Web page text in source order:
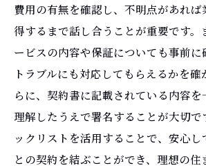
費用の有無を確認し、不明点があれ
得するまで話し合うことが重要です。
ービスの内容や保証についても事前
トラブルにも対応してもらえるかを確
らに、契約書に記載されている内容を
理解したうえで署名することが大切で
ックリストを活用することで、安心
との契約を結ぶことができ、理想の